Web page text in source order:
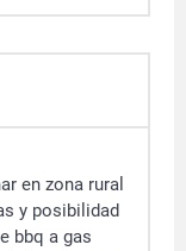
en zona rural
y posibilidad
bbq a gas